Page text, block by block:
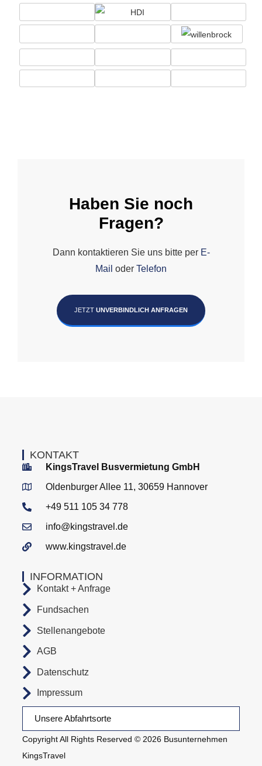
Haben Sie noch
Fragen?
Dann kontaktieren Sie uns bitte per E-
Mail oder Telefon
JETZT UNVERBINDLICH ANFRAGEN
Copyright All Rights Reserved © 2026 Busunternehmen
KingsTravel
Unsere Abfahrtsorte
INFORMATION
Kontakt + Anfrage
Fundsachen
Stellenangebote
AGB
Datenschutz
Impressum
KONTAKT
KingsTravel Busvermietung GmbH
Oldenburger Allee 11, 30659 Hannover
+49 511 105 34 778
info@kingstravel.de
www.kingstravel.de